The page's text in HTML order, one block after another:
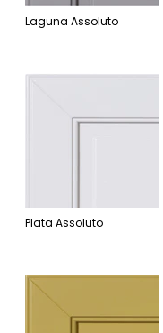
Laguna Assoluto
Plata Assoluto